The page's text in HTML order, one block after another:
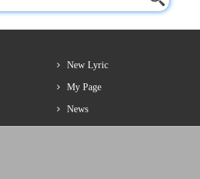
New Lyric
My Page
News